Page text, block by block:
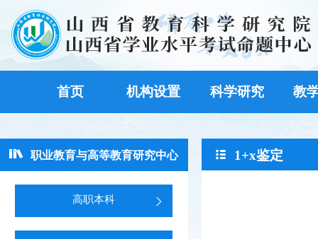
首页 机构设置 科学研究 教
职业教育与高等教育研究中心
高职本科
1+x鉴定